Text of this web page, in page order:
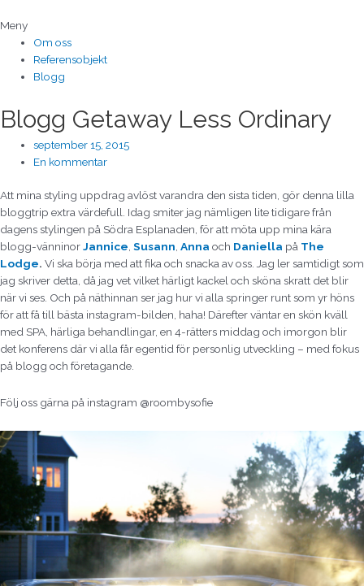
till
innehåll
Meny
Om oss
Referensobjekt
Blogg
Blogg Getaway Less Ordinary
september 15, 2015
En kommentar
Att mina styling uppdrag avlöst varandra den sista tiden, gör denna lilla
bloggtrip extra värdefull. Idag smiter jag nämligen lite tidigare från
dagens stylingen på Södra Esplanaden, för att möta upp mina kära
blogg-vänninorJannice Susann Anna och Daniella på The
Lodge. Vi ska börja med att fika och snacka av oss. Jag ler samtidigt som
jag skriver detta, då jag vet vilket härligt kackel och sköna skratt det blir
när vi ses. Och på näthinnan ser jag hur vi alla springer runt som yr höns
för att få till bästa instagram-bilden, haha! Därefter väntar en skön kväll
med SPA, härliga behandlingar, en 4-rätters middag och imorgon blir
det konferens där vi alla får egentid för personlig utveckling – med fokus
på blogg och företagande.
Följ oss gärna på instagram @roombysofie